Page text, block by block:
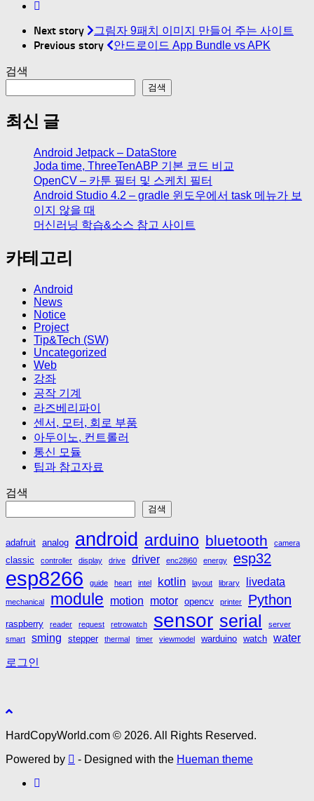
Next story 그림자 9패치 이미지 만들어 주는 사이트
Previous story 안드로이드 App Bundle vs APK
검색
검색
최신 글
Android Jetpack – DataStore
Joda time, ThreeTenABP 기본 코드 비교
OpenCV – 카툰 필터 및 스케치 필터
Android Studio 4.2 – gradle 윈도우에서 task 메뉴가 보
이지 않을 때
머신러닝 학습&소스 참고 사이트
카테고리
Android
News
Notice
Project
Tip&Tech (SW)
Uncategorized
Web
강좌
공작 기계
라즈베리파이
센서, 모터, 회로 부품
아두이노, 컨트롤러
통신 모듈
팁과 참고자료
검색
검색
adafruit analog android arduino bluetooth camera
classic controller display drive driver enc28j60 energy esp32
esp8266 guide heart intel kotlin layout library livedata
mechanical module motion motor opencv printer Python
raspberry reader request retrowatch sensor serial
server
smart
sming stepper thermal timer viewmodel warduino watch water
로그인
HardCopyWorld.com © 2026. All Rights Reserved.
Powered by
- Designed with the Hueman theme